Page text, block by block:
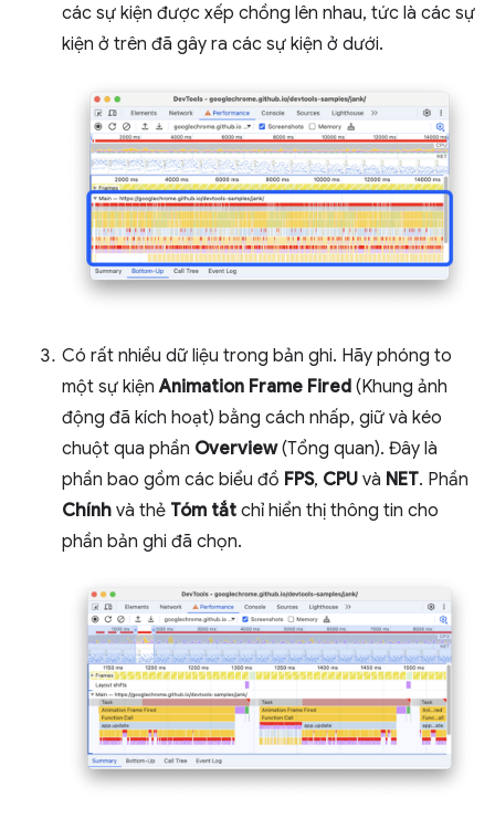
các sự kiện được xếp chồng lên nhau, tức là các sự
kiện ở trên đã gây ra các sự kiện ở dưới.
Có rất nhiều dữ liệu trong bản ghi. Hãy phóng to
một sự kiệnAnimation Frame Fired (Khung ảnh
động đã kích hoạt) bằng cách nhấp, giữ và kéo
chuột qua phần Overview(Tổng quan). Đây là
phần bao gồm các biểu đồ FPS, CPU và NET. Phần
Chính và thẻ Tóm tắt chỉ hiển thị thông tin cho
phần bản ghi đã chọn.